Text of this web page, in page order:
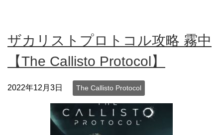
ザカリストプロトコル攻略 霧中
【The Callisto Protocol】
2022年12月3日 The Callisto Protocol